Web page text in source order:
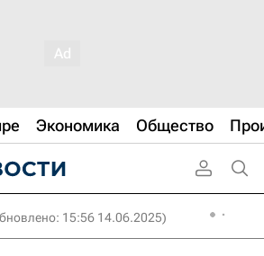
Экономика Общество
15:56 14.06.2025)